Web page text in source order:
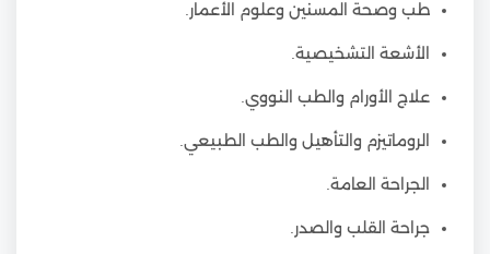
طب وصحة المسنين وعلوم الأعمار.
الأشعة التشخيصية.
علاج الأورام والطب النووي.
الروماتيزم والتأهيل والطب الطبيعي.
الجراحة العامة.
جراحة القلب والصدر.